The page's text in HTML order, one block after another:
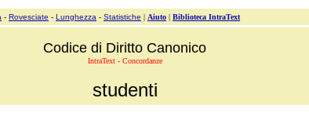
- Rovesciate - Lunghezza - Statistiche | Aiuto | Biblioteca IntraText
Codice di Diritto Canonico
IntraText - Concordanze
studenti